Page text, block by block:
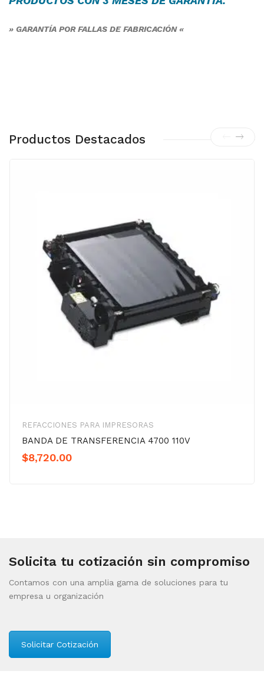
» GARANTÍA POR FALLAS DE FABRICACIÓN «
Productos Destacados
REFACCIONES PARA IMPRESORAS
BANDA DE TRANSFERENCIA 4700 110V
$8,720.00
Solicita tu cotización sin compromiso
Contamos con una amplia gama de soluciones para tu
empresa u organización
Solicitar Cotización